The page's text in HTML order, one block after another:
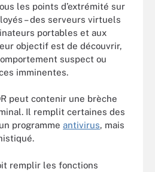
les points d’extrémité sur
– des serveurs virtuels
portables et aux
objectif est de découvrir,
suspect ou
imminentes.
peut contenir une brèche
Il remplit certaines des
programme antivirus, mais
remplir les fonctions